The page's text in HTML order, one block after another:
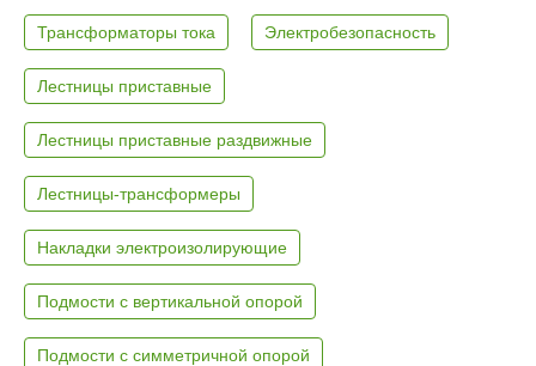
Трансформаторы тока Электробезопасность
Лестницы приставные
Лестницы приставные раздвижные
Лестницы-трансформеры
Накладки электроизолирующие
Подмости с вертикальной опорой
Подмости с симметричной опорой